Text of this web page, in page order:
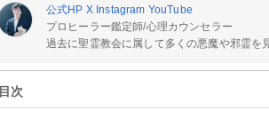
公式HP X Instagram YouTube
プロヒーラー鑑定師/心理カウンセラー
過去に聖霊教会に属して多くの悪魔や邪霊を
目次